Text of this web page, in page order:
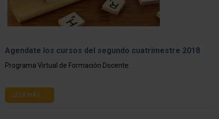
Agendate los cursos del segundo cuatrimestre 2018
Programa Virtual de Formación Docente:
LEER MÁS